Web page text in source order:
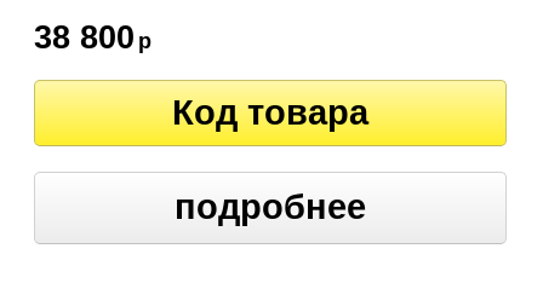
38 800 р
Код товара
подробнее